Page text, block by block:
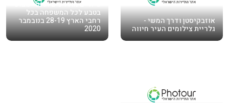
אוזבקיסטן ודרך המשי -
גלריית צילומים העיר חיווה
סיורים מודרכים וסופי שבוע
בטבע לכל המשפחה בכל
רחבי הארץ 28-19 בנובמבר
2020